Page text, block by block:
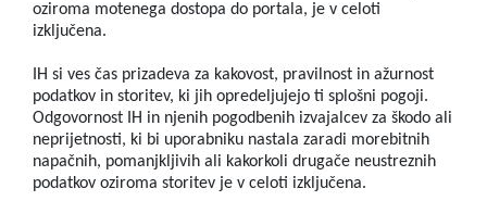
oziroma motenega dostopa do portala, je v celoti
izključena.
IH si ves čas prizadeva za kakovost, pravilnost in ažurnost
podatkov in storitev, ki jih opredeljujejo ti splošni pogoji.
Odgovornost IH in njenih pogodbenih izvajalcev za škodo ali
neprijetnosti, ki bi uporabniku nastala zaradi morebitnih
napačnih, pomanjkljivih ali kakorkoli drugače neustreznih
podatkov oziroma storitev je v celoti izključena.